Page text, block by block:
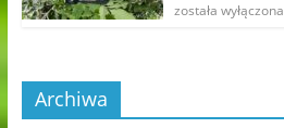
została wyłączona
Archiwa